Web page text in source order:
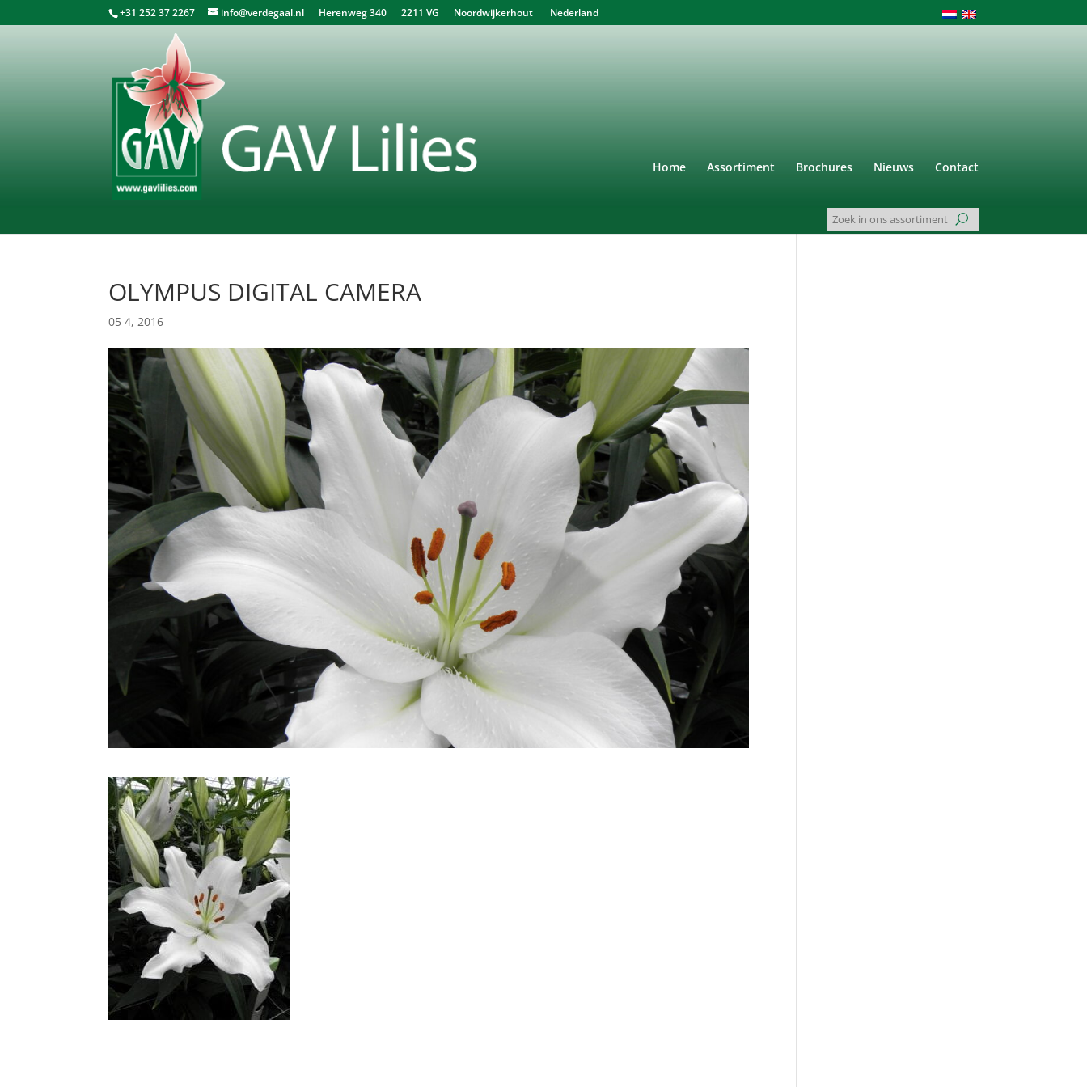
+31 252 37 2267 info@verdegaal.nl Herenweg 340 2211 VG Noordwijkerhout Nederland
Home Assortiment Brochures Nieuws Contact
OLYMPUS DIGITAL CAMERA
05 4, 2016